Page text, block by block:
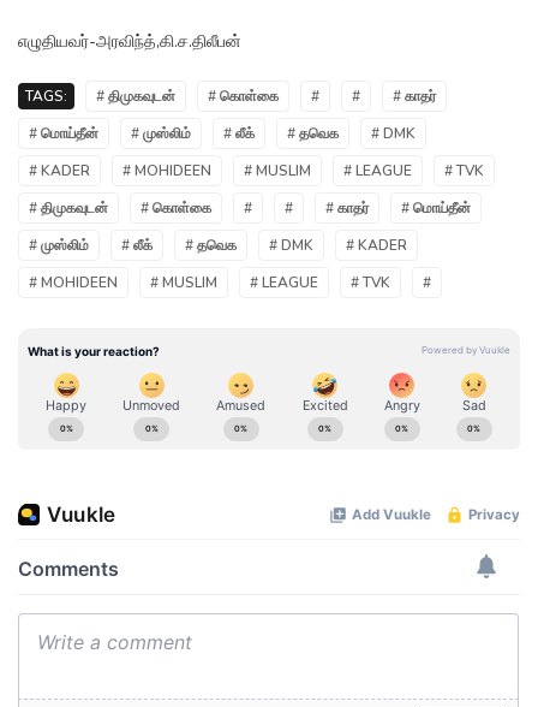
எழுதியவர்-அரவிந்த்,கி.ச.திலீபன்
TAGS: # திமுகவுடன் # கொள்கை # #
# காதர்
# மொய்தீன்
# முஸ்லிம் # லீக் # தவெக
# DMK
# KADER
# MOHIDEEN # MUSLIM # LEAGUE
# TVK
# திமுகவுடன்
# கொள்கை # # # காதர்
# மொய்தீன்
# முஸ்லிம்
# லீக் # தவெக # DMK
# KADER
# MOHIDEEN
# MUSLIM # LEAGUE # TVK #